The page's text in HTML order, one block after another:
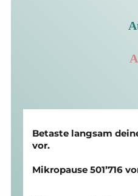
Betaste langsam
vor.
Mikropause 501’716